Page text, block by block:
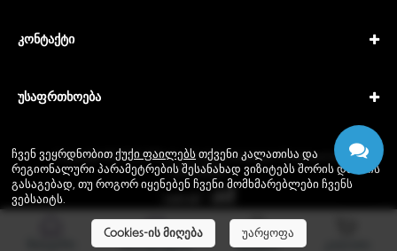
ჩვენ ვეყრდნობით ქუქი ფაილებს თქვენი კალათისა და
რეგიონალური პარამეტრების შესანახად ვიზიტებს შორის და იმის
გასაგებად, თუ როგორ იყენებენ ჩვენი მომხმარებლები ჩვენს
ვებსაიტს.
Cookies-ის მიღება უარყოფა
მხარდაჭერა შესვლა
კონტაქტი
უსაფრთხოება
Copyright © 2026 IPTech. All rights reserved · Powered by
GEODANI®